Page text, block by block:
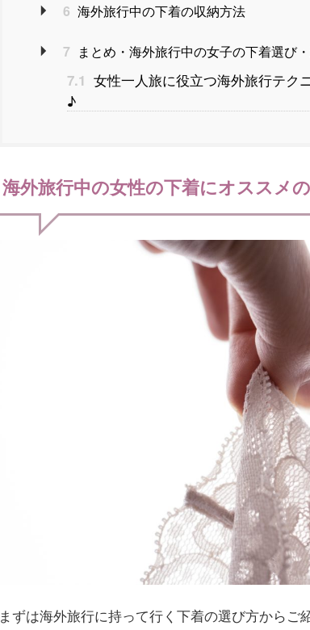
6 海外旅行中の下着の収納方法
7 まとめ・海外旅行中の女子の下着選び
7.1 女性一人旅に役立つ海外旅行テク
♪
海外旅行中の女性の下着にオススメ
まずは海外旅行に持って行く下着の選び方からご